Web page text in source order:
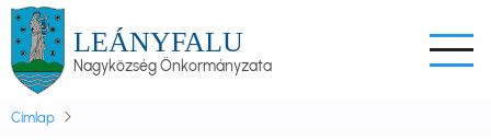
Ugrás
tartalomra
LEÁNYFALU
Nagyközség Önkormányzata
Címlap